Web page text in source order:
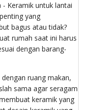
Keramik untuk lantai
yang
bagus atau tidak?
rumah saat ini harus
dengan barang-
ruang makan,
sama agar seragam
keramik yang